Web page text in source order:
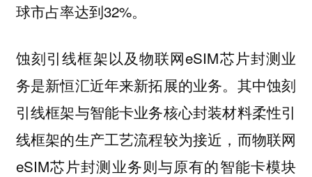
球市占率达到32%。
蚀刻引线框架以及物联网eSIM芯片封测业
务是新恒汇近年来新拓展的业务。其中蚀刻
引线框架与智能卡业务核心封装材料柔性引
线框架的生产工艺流程较为接近，而物联网
eSIM芯片封测业务则与原有的智能卡模块